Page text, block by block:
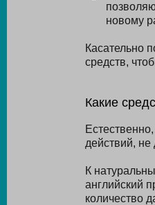
новому
Касательно
средств,
Какие
действий, не
К
английский
количество